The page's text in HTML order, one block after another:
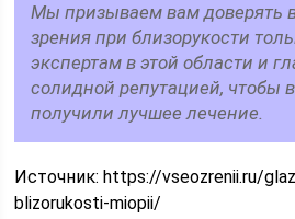
Мы призываем вам доверять
зрения при близорукости
экспертам в этой области и
солидной репутацией, чтобы
получили лучшее лечение.
Источник:https://vseozrenii.ru/
blizorukosti-miopii/